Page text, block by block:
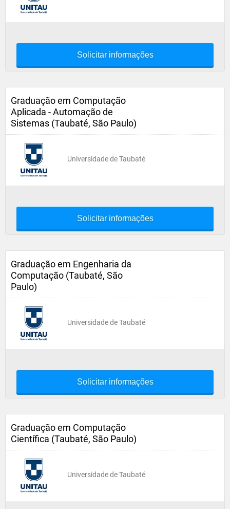
Solicitar informações
Graduação em Computação
Aplicada - Automação de
Sistemas (Taubaté, São Paulo)
Universidade de Taubaté
Solicitar informações
Graduação em Engenharia da
Computação (Taubaté, São
Paulo)
Universidade de Taubaté
Solicitar informações
Graduação em Computação
Científica (Taubaté, São Paulo)
Universidade de Taubaté